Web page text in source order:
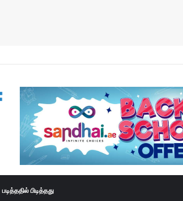
படித்ததில் பிடித்தது